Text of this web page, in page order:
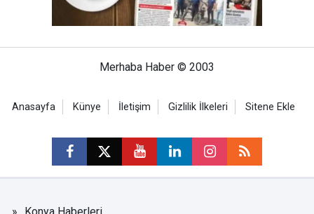
Merhaba Haber © 2003
Anasayfa Künye İletişim Gizlilik İlkeleri Sitene Ekle